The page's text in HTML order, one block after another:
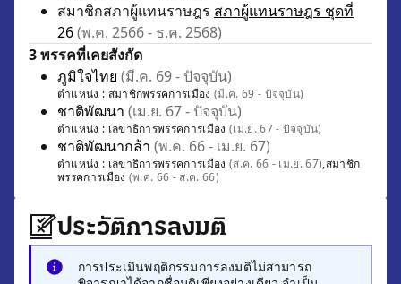
สมาชิกสภาผู้แทนราษฎร สภาผู้แทนราษฎร ชุดที่
26(พ.ค. 2566 - ธ.ค. 2568)
3 พรรคที่เคยสังกัด
ภูมิใจไทย (มี.ค. 69 - ปัจจุบัน)
ตำแหน่ง : สมาชิกพรรคการเมือง(มี.ค. 69 - ปัจจุบัน)
ชาติพัฒนา (เม.ย. 67 - ปัจจุบัน)
ตำแหน่ง : เลขาธิการพรรคการเมือง (เม.ย. 67 - ปัจจุบัน)
ชาติพัฒนากล้า (พ.ค. 66 - เม.ย. 67)
ตำแหน่ง : เลขาธิการพรรคการเมือง (ส.ค. 66 - เม.ย. 67),สมาชิก
พรรคการเมือง (พ.ค. 66 - ส.ค. 66)
ประวัติการลงมติ
การประเมินพฤติกรรมการลงมติไม่สามารถ